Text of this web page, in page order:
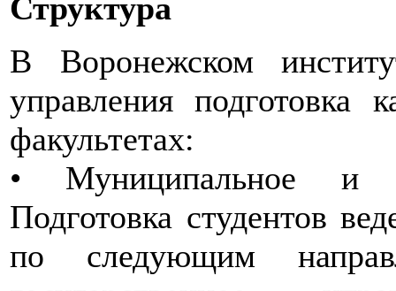
Структура
В Воронежском
управления подготовка
факультетах:
• Муниципальное и
Подготовка студентов
по следующим